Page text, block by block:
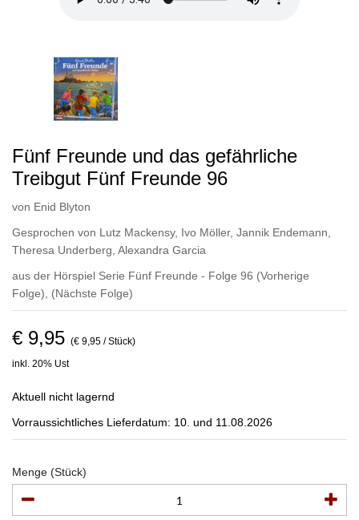
Fünf Freunde und das gefährliche
Treibgut Fünf Freunde 96
von Enid Blyton
Gesprochen von Lutz Mackensy, Ivo Möller, Jannik Endemann
Theresa Underberg Alexandra Garcia
aus der Hörspiel Serie Fünf Freunde - Folge 96 (Vorherige
Folge)
(Nächste Folge)
€ 9,95 (€ 9,95 / Stück)
inkl. 20% Ust
Aktuell nicht lagernd
Vorraussichtliches Lieferdatum: 10. und 11.08.2026
Menge (Stück)